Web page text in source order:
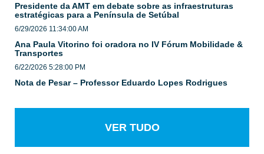
Presidente da AMT em debate sobre as infraestruturas
estratégicas para a Península de Setúbal
6/29/2026 11:34:00 AM
Ana Paula Vitorino foi oradora no IV Fórum Mobilidade &
Transportes
6/22/2026 5:28:00 PM
Nota de Pesar – Professor Eduardo Lopes Rodrigues
VER TUDO